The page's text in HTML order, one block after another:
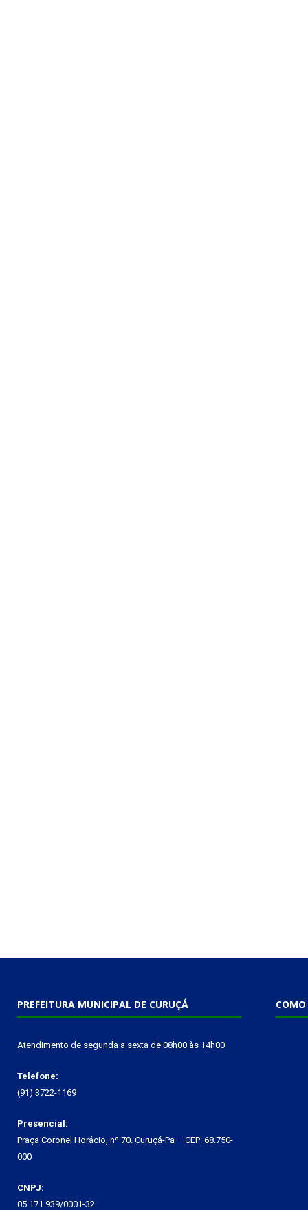
PREFEITURA MUNICIPAL DE CURUÇÁ
Atendimento de segunda a sexta de 08h00 às 14h00
Telefone:
(91) 3722-1169
Presencial:
Praça Coronel Horácio, nº 70. Curuçá-Pa – CEP: 68.750-
000
CNPJ:
05.171.939/0001-32
COMO